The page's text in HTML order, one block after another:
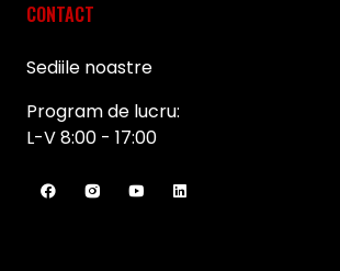
CONTACT
Sediile noastre
Program de lucru:
L-V 8:00 - 17:00